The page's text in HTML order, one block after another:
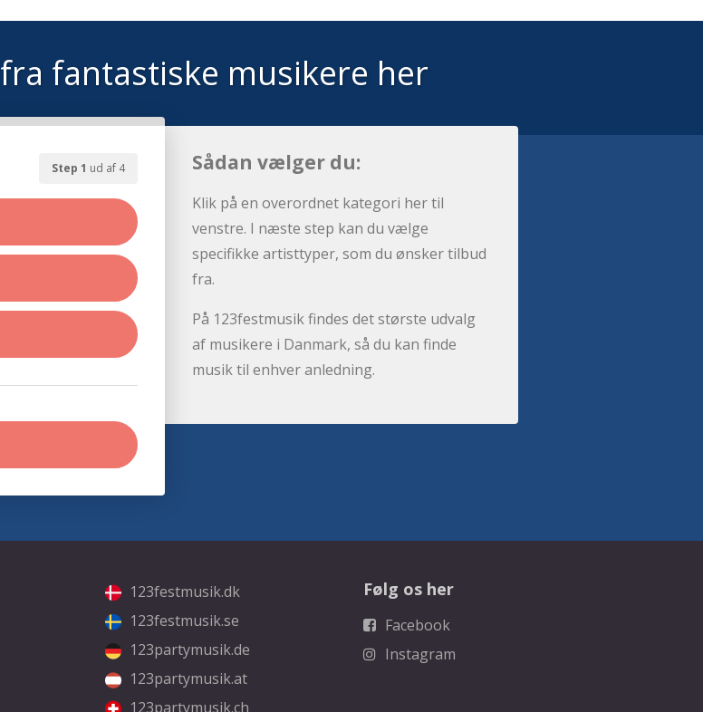
fra fantastiske musikere her
Step 1 ud af 4 Sådan vælger du:
Klik på en overordnet kategori her til
venstre. I næste step kan du vælge
specifikke artisttyper, som du ønsker tilbud
fra.
På 123festmusik findes det største udvalg
af musikere i Danmark, så du kan finde
musik til enhver anledning.
123festmusik.dk
123festmusik.se
123partymusik.de
123partymusik.at
123partymusik.ch
Følg os her
Facebook
Instagram